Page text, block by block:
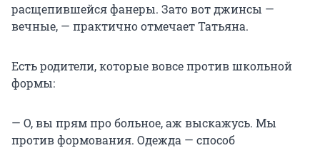
расщепившейся фанеры. Зато вот джинсы —
вечные, — практично отмечает Татьяна.
Есть родители, которые вовсе против школьной
формы:
— О, вы прям про больное, аж выскажусь. Мы
против формования. Одежда — способ